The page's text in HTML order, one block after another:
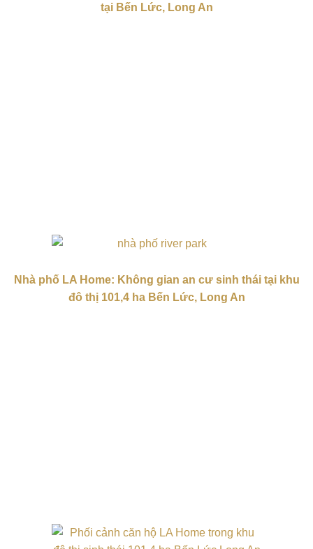
tại Bến Lức, Long An
Nhà phố LA Home: Không gian an cư sinh thái tại khu
đô thị 101,4 ha Bến Lức, Long An